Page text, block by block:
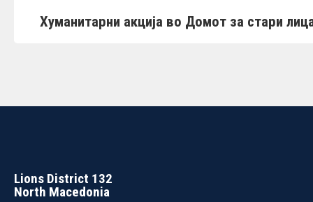
Хуманитарни акција во Домот за стари
Lions District 132
North Macedonia